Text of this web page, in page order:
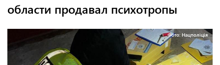
области продавал психотропы
Фото: Нацполіція